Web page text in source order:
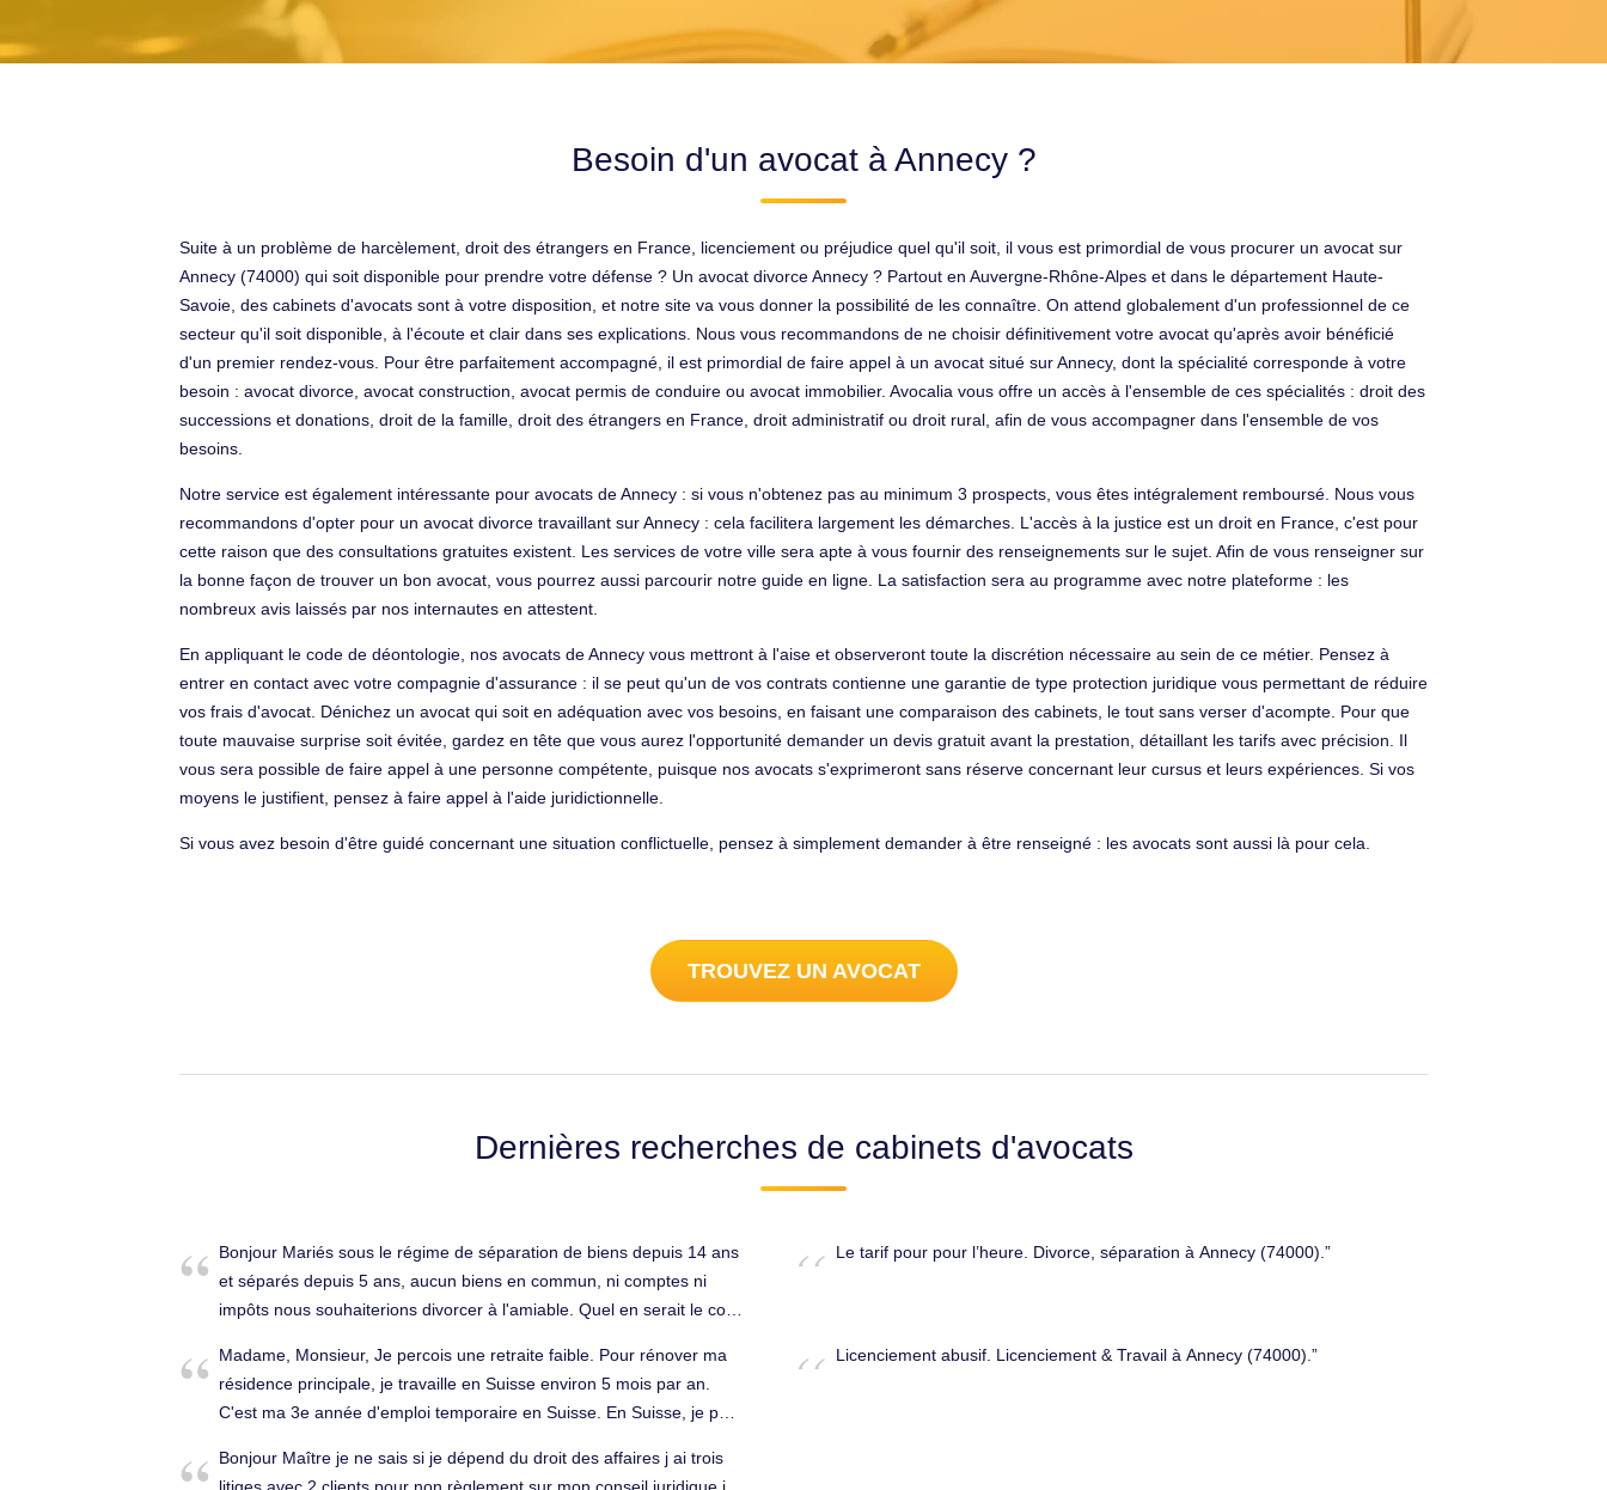
Besoin d'un avocat à Annecy ?
Suite à un problème de harcèlement, droit des étrangers en France, licenciement ou préjudice quel qu'il soit, il vous est primordial de vous procurer un avocat sur
Annecy (74000) qui soit disponible pour prendre votre défense ? Un avocat divorce Annecy ? Partout en Auvergne-Rhône-Alpes et dans le département Haute-
Savoie, des cabinets d'avocats sont à votre disposition, et notre site va vous donner la possibilité de les connaître. On attend globalement d'un professionnel de ce
secteur qu'il soit disponible, à l'écoute et clair dans ses explications. Nous vous recommandons de ne choisir définitivement votre avocat qu'après avoir bénéficié
d'un premier rendez-vous. Pour être parfaitement accompagné, il est primordial de faire appel à un avocat situé sur Annecy, dont la spécialité corresponde à votre
besoin : avocat divorce, avocat construction, avocat permis de conduire ou avocat immobilier. Avocalia vous offre un accès à l'ensemble de ces spécialités : droit des
successions et donations, droit de la famille, droit des étrangers en France, droit administratif ou droit rural, afin de vous accompagner dans l'ensemble de vos
besoins.
Notre service est également intéressante pour avocats de Annecy : si vous n'obtenez pas au minimum 3 prospects, vous êtes intégralement remboursé. Nous vous
recommandons d'opter pour un avocat divorce travaillant sur Annecy : cela facilitera largement les démarches. L'accès à la justice est un droit en France, c'est pour
cette raison que des consultations gratuites existent. Les services de votre ville sera apte à vous fournir des renseignements sur le sujet. Afin de vous renseigner sur
la bonne façon de trouver un bon avocat, vous pourrez aussi parcourir notre guide en ligne. La satisfaction sera au programme avec notre plateforme : les
nombreux avis laissés par nos internautes en attestent.
En appliquant le code de déontologie, nos avocats de Annecy vous mettront à l'aise et observeront toute la discrétion nécessaire au sein de ce métier. Pensez à
entrer en contact avec votre compagnie d'assurance : il se peut qu'un de vos contrats contienne une garantie de type protection juridique vous permettant de réduire
vos frais d'avocat. Dénichez un avocat qui soit en adéquation avec vos besoins, en faisant une comparaison des cabinets, le tout sans verser d'acompte. Pour que
toute mauvaise surprise soit évitée, gardez en tête que vous aurez l'opportunité demander un devis gratuit avant la prestation, détaillant les tarifs avec précision. Il
vous sera possible de faire appel à une personne compétente, puisque nos avocats s'exprimeront sans réserve concernant leur cursus et leurs expériences. Si vos
moyens le justifient, pensez à faire appel à l'aide juridictionnelle.
Si vous avez besoin d'être guidé concernant une situation conflictuelle, pensez à simplement demander à être renseigné : les avocats sont aussi là pour cela.
TROUVEZ UN AVOCAT
Dernières recherches de cabinets d'avocats
Bonjour Mariés sous le régime de séparation de biens depuis 14 ans
et séparés depuis 5 ans, aucun biens en commun, ni comptes ni
impôts nous souhaiterions divorcer à l'amiable. Quel en serait le coût
Divorce, séparation à Annecy (74000).
Le tarif pour pour l’heure. Divorce, séparation à Annecy (74000).
Madame, Monsieur, Je percois une retraite faible. Pour rénover ma
résidence principale, je travaille en Suisse environ 5 mois par an.
C'est ma 3e année d'emploi temporaire en Suisse. En Suisse, je paie
français. Je viens de recevoir un avis d'impôt sur mes revenus 2019.
Licenciement abusif. Licenciement & Travail à Annecy (74000).
Bonjour Maître je ne sais si je dépend du droit des affaires j ai trois